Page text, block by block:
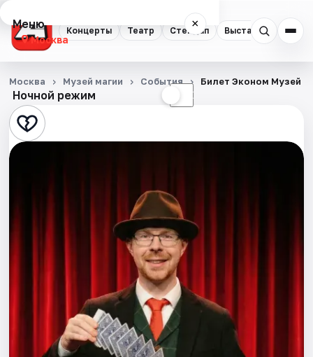
Концерты Театр Стендап Выставки
Меню ×
Москва
Концерты
Театр
Стендап
Города
Ночной режим ☾
Москва Музей магии События Билет Эконом Музей